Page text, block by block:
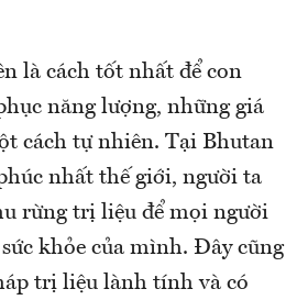
là cách tốt nhất để con
năng lượng, những giá
cách tự nhiên. Tại Bhutan
nhất thế giới, người ta
rừng trị liệu để mọi người
khỏe của mình. Đây cũng
trị liệu lành tính và có